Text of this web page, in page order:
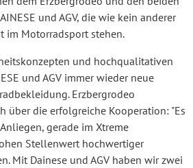
und AGV, die wie kein anderer
im Motorradsport stehen.
und hochqualitativen
und AGV immer wieder neue
Erzbergrodeo
über die erfolgreiche Kooperation: "Es
gerade im Xtreme
Stellenwert hochwertiger
Mit Dainese und AGV haben wir zwei